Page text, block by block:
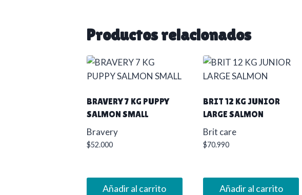
Productos relacionados
BRAVERY 7 KG PUPPY
SALMON SMALL
Bravery
$52.000
Añadir al carrito
BRIT 12 KG JUNIOR
LARGE SALMON
Brit care
$70.990
Añadir al carrito